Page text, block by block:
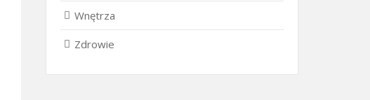
Wnętrza
Zdrowie